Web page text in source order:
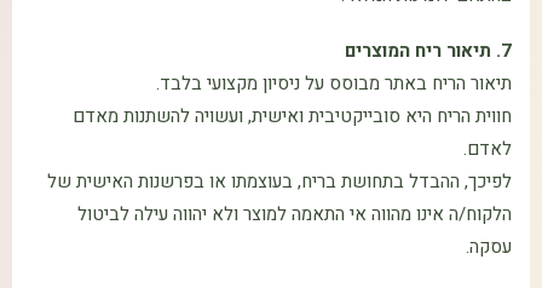
7. תיאור ריח המוצרים
תיאור הריח באתר מבוסס על ניסיון מקצועי בלבד.
חווית הריח היא סובייקטיבית ואישית, ועשויה להשתנות מאדם
לאדם.
לפיכך, ההבדל בתחושת בריח, בעוצמתו או בפרשנות האישית של
הלקוח/ה אינו מהווה אי התאמה למוצר ולא יהווה עילה לביטול
עסקה.